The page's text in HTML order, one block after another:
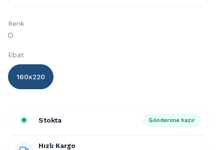
Renk
Ebat
160x220
Stokta Gönderime hazır
Hızlı Kargo